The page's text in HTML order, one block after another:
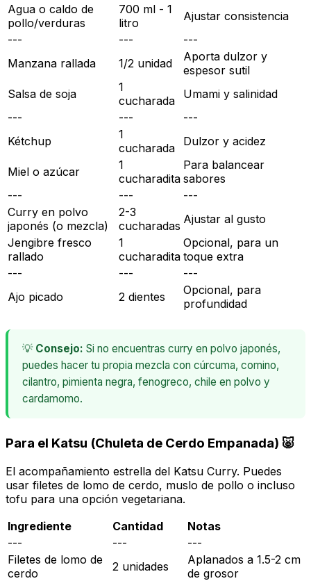
Agua o caldo de
pollo/verduras
700 ml - 1
litro
Ajustar consistencia
---
---
---
Manzana rallada
1/2 unidad
Aporta dulzor y
espesor sutil
Salsa de soja
1
cucharada
Umami y salinidad
---
---
---
Kétchup
1
cucharada
Dulzor y acidez
Miel o azúcar
1
cucharadita
Para balancear
sabores
---
---
---
Curry en polvo
japonés (o mezcla)
2-3
cucharadas Ajustar al gusto
Jengibre fresco
rallado
1
cucharadita
Opcional, para un
toque extra
---
---
---
Ajo picado
2 dientes
Opcional, para
profundidad
💡 Consejo: Si no encuentras curry en polvo japonés,
puedes hacer tu propia mezcla con cúrcuma, comino,
cilantro, pimienta negra, fenogreco, chile en polvo y
cardamomo.
Para el Katsu (Chuleta de Cerdo Empanada) 🐷
El acompañamiento estrella del Katsu Curry. Puedes
usar filetes de lomo de cerdo, muslo de pollo o incluso
tofu para una opción vegetariana.
Ingrediente
Cantidad
Notas
---
---
---
Filetes de lomo de
cerdo
2 unidades
Aplanados a 1.5-2 cm
de grosor